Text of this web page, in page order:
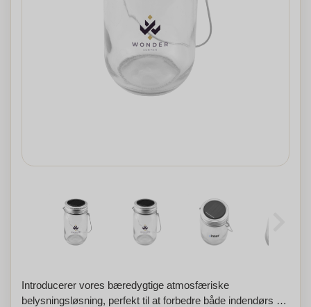
Introducerer vores bæredygtige atmosfæriske
belysningsløsning, perfekt til at forbedre både indendørs og